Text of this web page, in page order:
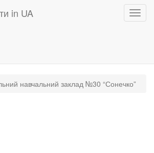
in UA
навчальний заклад №30 “Сонечко”